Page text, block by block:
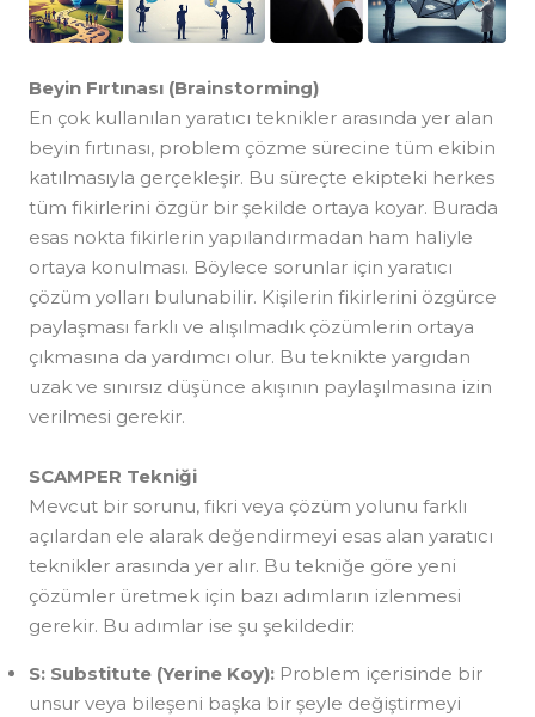
Beyin Fırtınası (Brainstorming)
En çok kullanılan yaratıcı teknikler arasında yer alan
beyin fırtınası, problem çözme sürecine tüm ekibin
katılmasıyla gerçekleşir. Bu süreçte ekipteki herkes
tüm fikirlerini özgür bir şekilde ortaya koyar. Burada
esas nokta fikirlerin yapılandırmadan ham haliyle
ortaya konulması. Böylece sorunlar için yaratıcı
çözüm yolları bulunabilir. Kişilerin fikirlerini özgürce
paylaşması farklı ve alışılmadık çözümlerin ortaya
çıkmasına da yardımcı olur. Bu teknikte yargıdan
uzak ve sınırsız düşünce akışının paylaşılmasına izin
verilmesi gerekir.
SCAMPER Tekniği
Mevcut bir sorunu, fikri veya çözüm yolunu farklı
açılardan ele alarak değendirmeyi esas alan yaratıcı
teknikler arasında yer alır. Bu tekniğe göre yeni
çözümler üretmek için bazı adımların izlenmesi
gerekir. Bu adımlar ise şu şekildedir:
S: Substitute (Yerine Koy): Problem içerisinde bir
unsur veya bileşeni başka bir şeyle değiştirmeyi